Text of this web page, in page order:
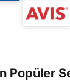
Popüler